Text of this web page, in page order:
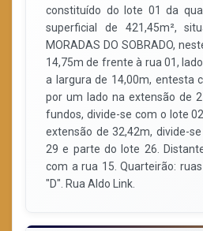
constituído do lote 01 da
superficial de 421,45m²,
MORADAS DO SOBRADO,
14,75m de frente à rua 01,
a largura de 14,00m, entesta
por um lado na extensão de
fundos, divide-se com o lote
extensão de 32,42m, divide-
29 e parte do lote 26.
com a rua 15. Quarteirão:
"D". Rua Aldo Link.